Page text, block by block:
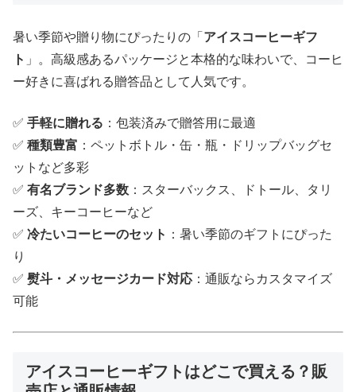
暑い季節や贈り物にぴったりの「 アイスコーヒーギフ
ト 」。高級感あるパッケージと本格的な味わいで、コーヒ
ー好きに喜ばれる贈答品として人気です。
✅ 手軽に贈れる ：包装済みで贈答用に最適
✅ 種類豊富 ：ペットボトル・缶・瓶・ドリップバッグセ
ットなど多彩
✅ 有名ブランド多数 ：スターバックス、ドトール、タリ
ーズ、キーコーヒーなど
✅ 冷たいコーヒーのセット ：暑い季節のギフトにぴった
り
✅ 熨斗・メッセージカード対応 ：通販ならカスタマイズ
可能
アイスコーヒーギフトはどこで買える？販